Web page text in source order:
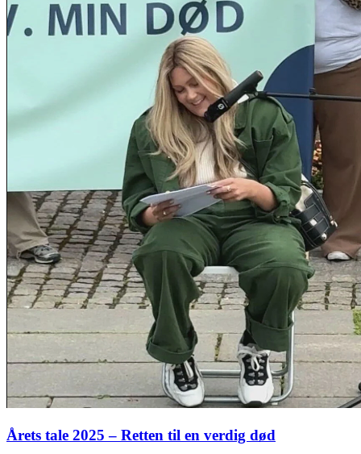
Årets tale 2025 – Retten til en verdig død